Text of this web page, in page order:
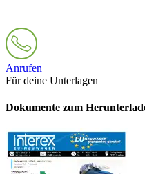
Anrufen
Für deine Unterlagen
Dokumente zum